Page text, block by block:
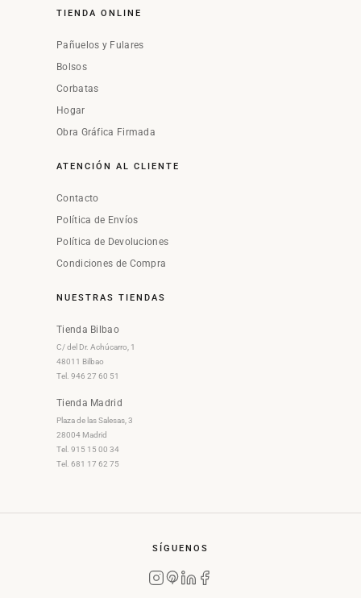
TIENDA ONLINE
Pañuelos y Fulares
Bolsos
Corbatas
Hogar
Obra Gráfica Firmada
ATENCIÓN AL CLIENTE
Contacto
Política de Envíos
Política de Devoluciones
Condiciones de Compra
NUESTRAS TIENDAS
Tienda Bilbao
C/ del Dr. Achúcarro, 1
48011 Bilbao
Tel. 946 27 60 51
Tienda Madrid
Plaza de las Salesas, 3
28004 Madrid
Tel. 915 15 00 34
Tel. 681 17 62 75
SÍGUENOS